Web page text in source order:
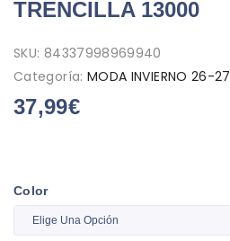
TRENCILLA 13000
SKU: 84337998969940
Categoría: MODA INVIERNO 26-27
37,99€
Color